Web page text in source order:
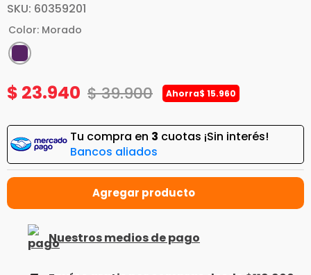
SKU: 60359201
Color: Morado
$ 23.940 $39.900 Ahorra$ 15.960
Tu compra en 3 cuotas ¡Sin interés!
Bancos aliados
Nuestros medios de pago